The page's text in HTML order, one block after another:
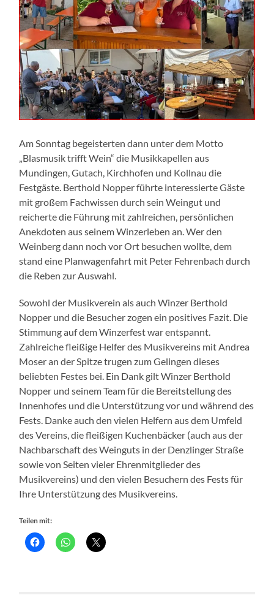
Am Sonntag begeisterten dann unter dem Motto
„Blasmusik trifft Wein“ die Musikkapellen aus
Mundingen, Gutach, Kirchhofen und Kollnau die
Festgäste. Berthold Nopper führte interessierte Gäste
mit großem Fachwissen durch sein Weingut und
reicherte die Führung mit zahlreichen, persönlichen
Anekdoten aus seinem Winzerleben an. Wer den
Weinberg dann noch vor Ort besuchen wollte, dem
stand eine Planwagenfahrt mit Peter Fehrenbach durch
die Reben zur Auswahl.
Sowohl der Musikverein als auch Winzer Berthold
Nopper und die Besucher zogen ein positives Fazit. Die
Stimmung auf dem Winzerfest war entspannt.
Zahlreiche fleißige Helfer des Musikvereins mit Andrea
Moser an der Spitze trugen zum Gelingen dieses
beliebten Festes bei. Ein Dank gilt Winzer Berthold
Nopper und seinem Team für die Bereitstellung des
Innenhofes und die Unterstützung vor und während des
Fests. Danke auch den vielen Helfern aus dem Umfeld
des Vereins, die fleißigen Kuchenbäcker (auch aus der
Nachbarschaft des Weinguts in der Denzlinger Straße
sowie von Seiten vieler Ehrenmitglieder des
Musikvereins) und den vielen Besuchern des Fests für
Ihre Unterstützung des Musikvereins.
Teilen mit: